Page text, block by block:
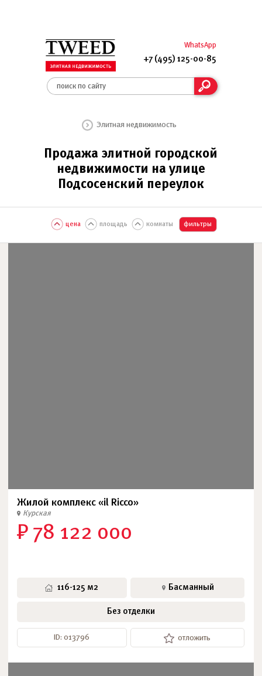
WhatsApp
+7 (495) 125-00-85
Элитная недвижимость
Продажа элитной городской
недвижимости на улице
Подсосенский переулок
цена площадь комнаты фильтры
Жилой комплекс «il Ricco»
Курская
₽ 78 122 000
116-125 м2 Басманный
Без отделки
ID: 013796 отложить